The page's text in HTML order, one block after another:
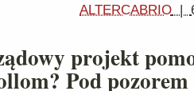
ALTERCABRIO |
projekt
Pod